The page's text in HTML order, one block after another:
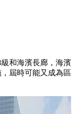
和海濱長廊，海濱
屆時可能又成為區